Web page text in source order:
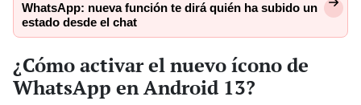
WhatsApp: nueva función te dirá quién ha subido un
estado desde el chat
¿Cómo activar el nuevo ícono de
WhatsApp en Android 13?